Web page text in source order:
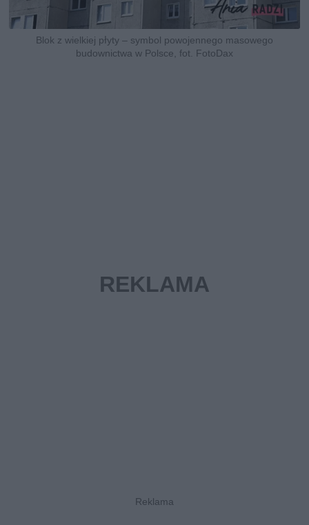
Blok z wielkiej płyty – symbol powojennego masowego
budownictwa w Polsce, fot. FotoDax